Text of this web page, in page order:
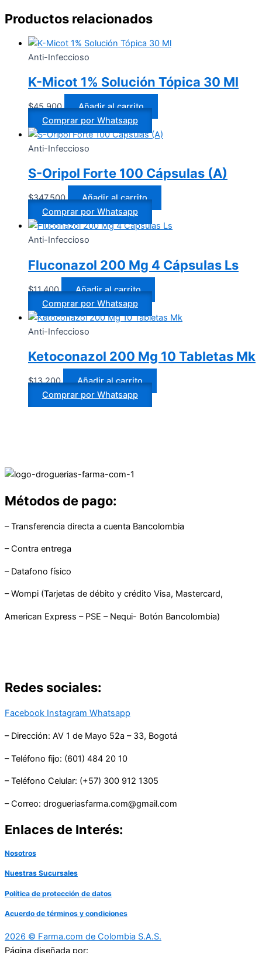
Productos relacionados
Anti-Infeccioso
K-Micot 1% Solución Tópica 30 Ml
$45.900
Añadir al carrito
Comprar por Whatsapp
Anti-Infeccioso
S-Oripol Forte 100 Cápsulas (A)
$347.500
Añadir al carrito
Comprar por Whatsapp
Anti-Infeccioso
Fluconazol 200 Mg 4 Cápsulas Ls
$11.400
Añadir al carrito
Comprar por Whatsapp
Anti-Infeccioso
Ketoconazol 200 Mg 10 Tabletas Mk
$13.200
Añadir al carrito
Comprar por Whatsapp
Métodos de pago:
– Transferencia directa a cuenta Bancolombia
– Contra entrega
– Datafono físico
– Wompi (Tarjetas de débito y crédito Visa, Mastercard,
American Express – PSE – Nequi- Botón Bancolombia)
Redes sociales:
Facebook Instagram Whatsapp
– Dirección: AV 1 de Mayo 52a – 33, Bogotá
– Teléfono fijo: (601) 484 20 10
– Teléfono Celular: (+57) 300 912 1305
– Correo: drogueriasfarma.com@gmail.com
Enlaces de Interés:
Nosotros
Nuestras Sucursales
Política de protección de datos
Acuerdo de términos y condiciones
2026 © Farma.com de Colombia S.A.S.
Página diseñada por: